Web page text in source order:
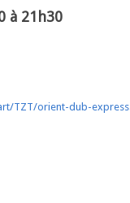
à 21h30
TZT/orient-dub-